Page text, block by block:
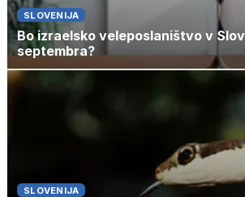
SLOVENIJA
Bo izraelsko veleposlaništvo v
septembra?
SLOVENIJA